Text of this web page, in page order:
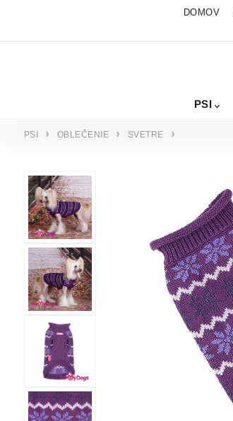
DOMOV
PSI
PSI OBLEČENIE SVETRE